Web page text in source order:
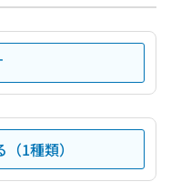
1種類）